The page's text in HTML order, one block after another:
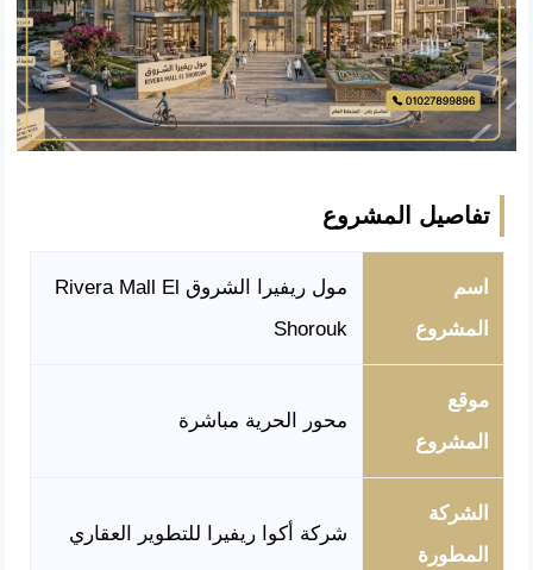
تفاصيل المشروع
اسم
المشروع
مول ريفيرا الشروق Rivera Mall El
Shorouk
موقع
المشروع
محور الحرية مباشرة
الشركة
المطورة
شركة أكوا ريفيرا للتطوير العقاري